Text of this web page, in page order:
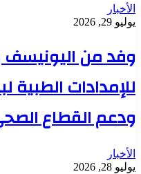
الأخبار
يوليو 29, 2026
وفد من اليونيسف
للإمدادات الطبية
ودعم القطاع
الأخبار
يوليو 28, 2026